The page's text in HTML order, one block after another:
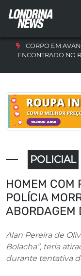
CORPO EM
ENCONTRADO NO
POLICIAL
HOMEM COM
POLÍCIA
ABORDAGEM
Alan Pereira de
Bolacha”, teria
durante tentativa